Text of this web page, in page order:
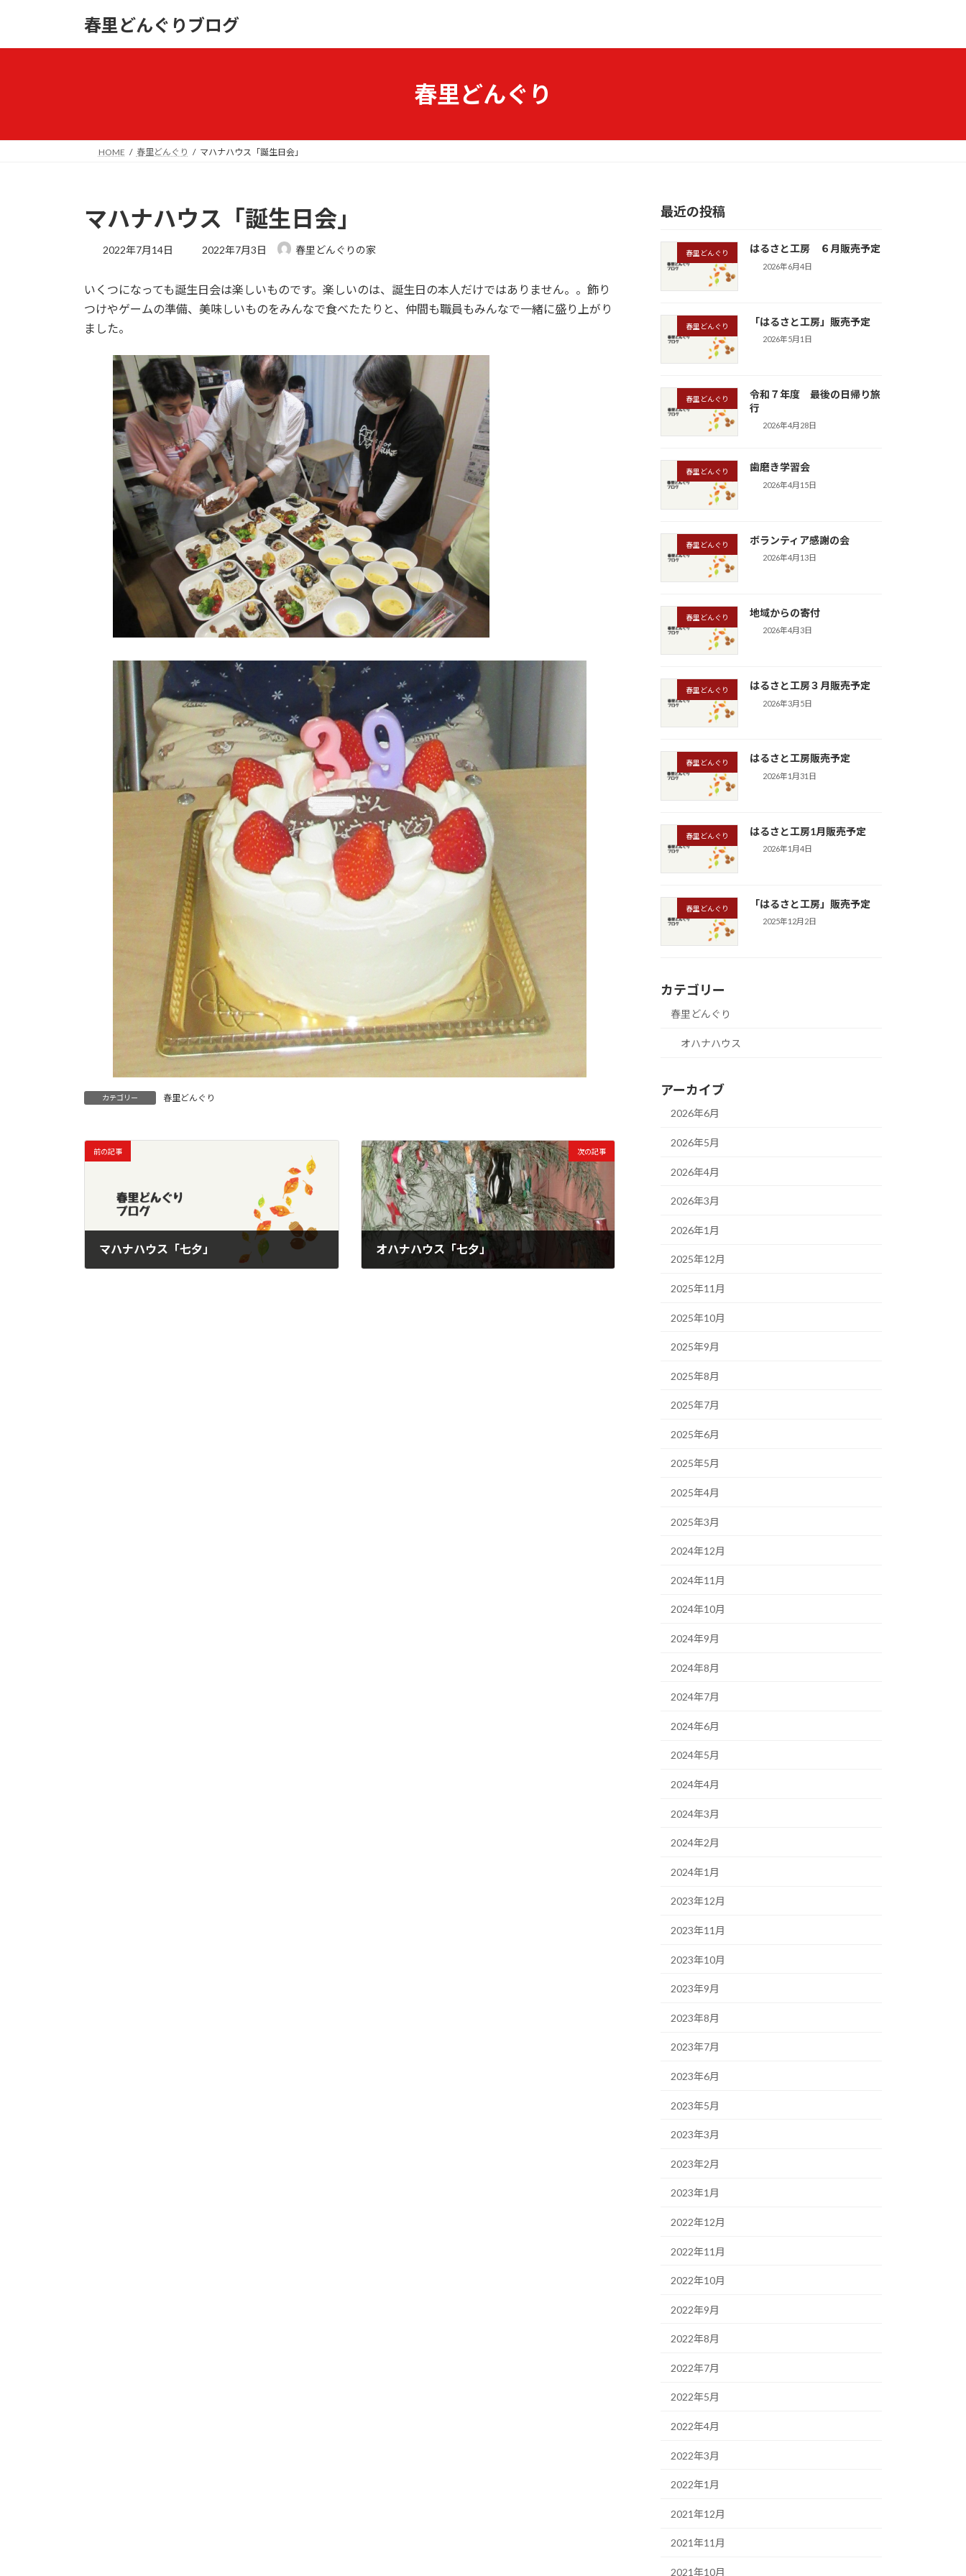
春里どんぐりブログ
春里どんぐり
HOME 春里どんぐり マハナハウス「誕生日会」
マハナハウス「誕生日会」
2022年7月14日
最
新
日
2022年7月3日 春里どんぐりの家
いくつになっても誕生日会は楽しいものです。楽しいのは、誕生日の本人だけではありません。。飾り
つけやゲームの準備、美味しいものをみんなで食べたたりと、仲間も職員もみんなで一緒に盛り上がり
ました。
カテゴリー 春里どんぐり
前の記事
マハナハウス「七夕」
次の記事
オハナハウス「七夕」
最近の投稿
春里どんぐり はるさと工房 ６月販売予定
2026年6月4日
春里どんぐり 「はるさと工房」販売予定
2026年5月1日
春里どんぐり
令和７年度 最後の日帰り旅
行
2026年4月28日
春里どんぐり 歯磨き学習会
2026年4月15日
春里どんぐり ボランティア感謝の会
2026年4月13日
春里どんぐり 地域からの寄付
2026年4月3日
春里どんぐり はるさと工房３月販売予定
2026年3月5日
春里どんぐり はるさと工房販売予定
2026年1月31日
春里どんぐり はるさと工房1月販売予定
2026年1月4日
春里どんぐり 「はるさと工房」販売予定
2025年12月2日
カテゴリー
春里どんぐり
オハナハウス
アーカイブ
2026年6月
2026年5月
2026年4月
2026年3月
2026年1月
2025年12月
2025年11月
2025年10月
2025年9月
2025年8月
2025年7月
2025年6月
2025年5月
2025年4月
2025年3月
2024年12月
2024年11月
2024年10月
2024年9月
2024年8月
2024年7月
2024年6月
2024年5月
2024年4月
2024年3月
2024年2月
2024年1月
2023年12月
2023年11月
2023年10月
2023年9月
2023年8月
2023年7月
2023年6月
2023年5月
2023年3月
2023年2月
2023年1月
2022年12月
2022年11月
2022年10月
2022年9月
2022年8月
2022年7月
2022年5月
2022年4月
2022年3月
2022年1月
2021年12月
2021年11月
2021年10月